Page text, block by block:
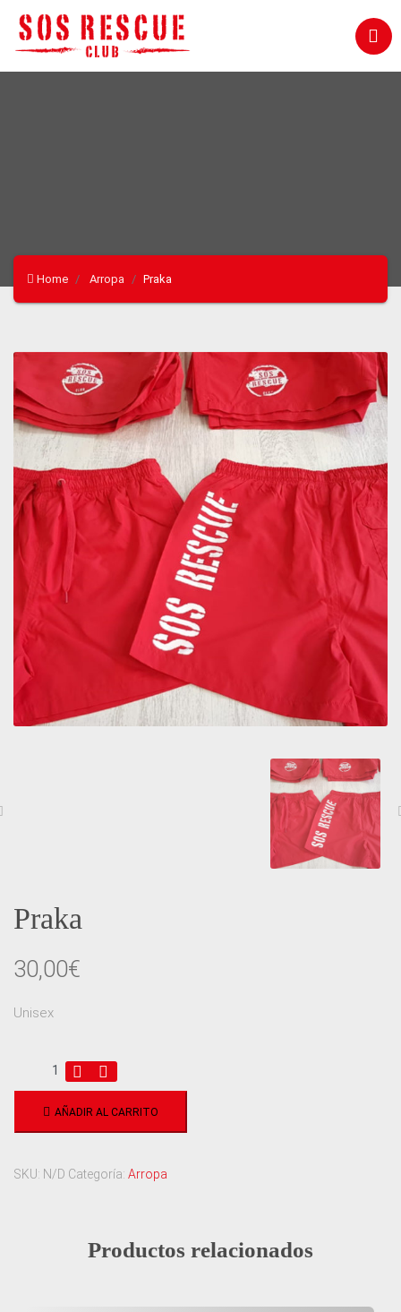
Home Arropa Praka
Praka
30,00€
Unisex
AÑADIR AL CARRITO
SKU: N/D Categoría: Arropa
Productos relacionados